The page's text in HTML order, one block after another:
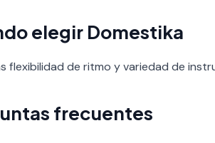
elegir Domestika
flexibilidad de ritmo y variedad de
frecuentes